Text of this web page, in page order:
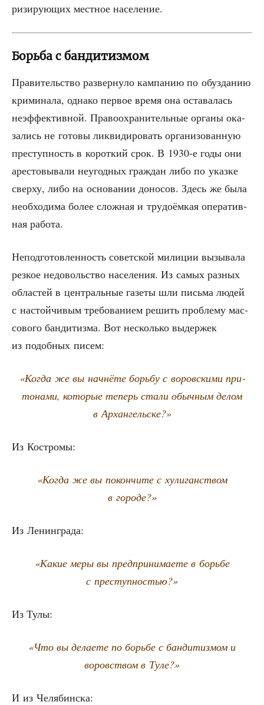
ри­зи­ру­ю­щих мест­ное население.
Борьба с бандитизмом
Пра­ви­тель­ство раз­вер­ну­ло кам­па­нию по обуз­да­нию
кри­ми­на­ла, одна­ко пер­вое вре­мя она оста­ва­лась
неэф­фек­тив­ной. Пра­во­охра­ни­тель­ные орга­ны ока­
за­лись не гото­вы лик­ви­ди­ро­вать орга­ни­зо­ван­ную
пре­ступ­ность в корот­кий срок. В 1930‑е годы они
аре­сто­вы­ва­ли неугод­ных граж­дан либо по указ­ке
свер­ху, либо на осно­ва­нии доно­сов. Здесь же была
необ­хо­ди­ма более слож­ная и тру­до­ём­кая опе­ра­тив­
ная работа.
Непод­го­тов­лен­ность совет­ской мили­ции вызы­ва­ла
рез­кое недо­воль­ство насе­ле­ния. Из самых раз­ных
обла­стей в цен­траль­ные газе­ты шли пись­ма людей
с настой­чи­вым тре­бо­ва­ни­ем решить про­бле­му мас­
со­во­го бан­ди­тиз­ма. Вот несколь­ко выдер­жек
из подоб­ных писем:
«Когда же вы нач­нё­те борь­бу с воров­ски­ми при­
то­на­ми, кото­рые теперь ста­ли обыч­ным делом
в Архангельске?»
Из Костро­мы:
«Когда же вы покон­чи­те с хули­ган­ством
в городе?»
Из Ленин­гра­да:
«Какие меры вы пред­при­ни­ма­е­те в борь­бе
с преступностью?»
Из Тулы:
«Что вы дела­е­те по борь­бе с бан­ди­тиз­мом и
воров­ством в Туле?»
И из Челябинска: